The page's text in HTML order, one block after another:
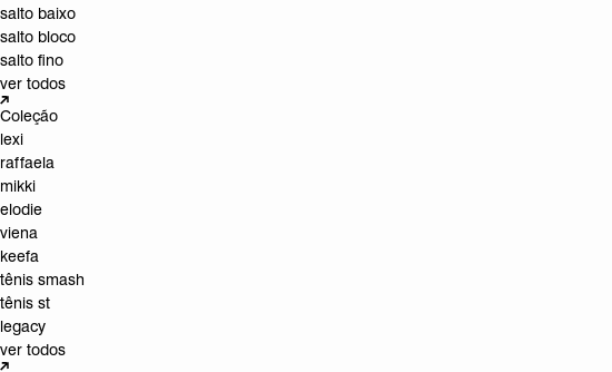
salto baixo
salto bloco
salto fino
ver todos
Coleção
lexi
raffaela
mikki
elodie
viena
keefa
tênis smash
tênis st
legacy
ver todos